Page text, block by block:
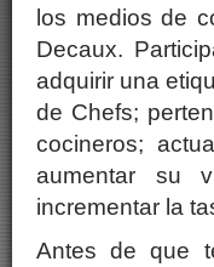
los medios de
Decaux.
adquirir una
de Chefs;
cocineros;
aumentar su
incrementar la
Antes de que